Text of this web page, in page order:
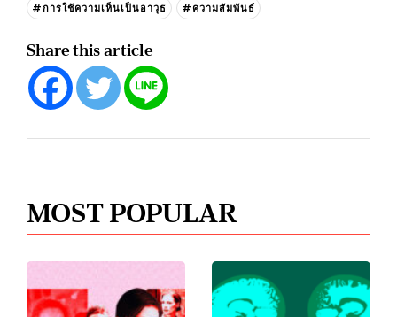
#การใช้ความเห็นเป็นอาวุธ
#ความสัมพันธ์
Share this article
MOST POPULAR